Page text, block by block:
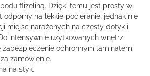
flizeliną. Dzięki temu jest prosty w
odporny na lekkie pocieranie, jednak nie
miejsc narażonych na częsty dotyk i
intensywnie użytkowanych wnętrz
ochronnym laminatem
zamówienie.
na styk.